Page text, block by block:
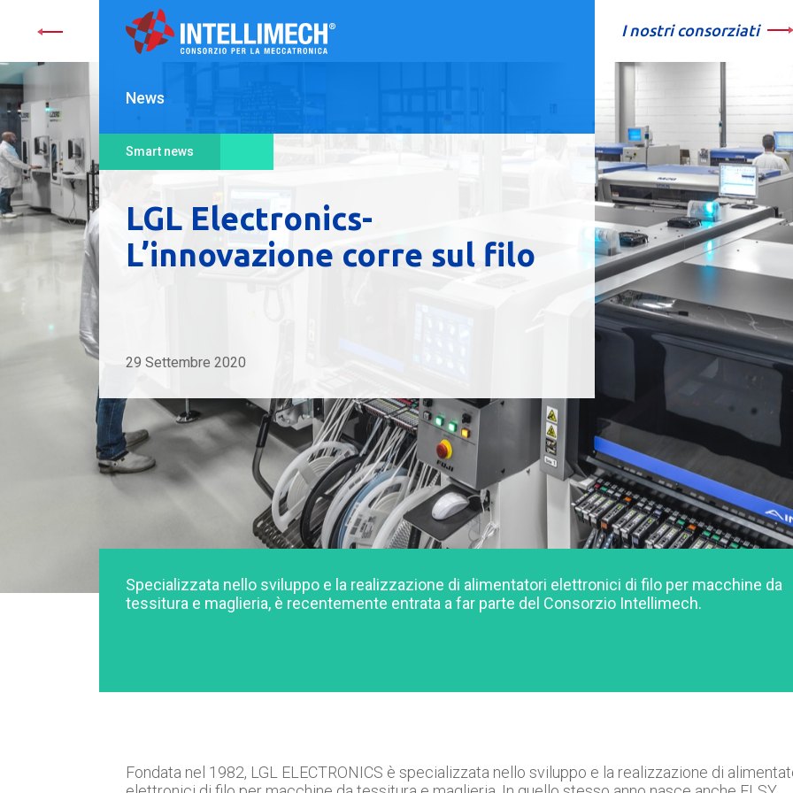
I nostri consorziati
News
Smart news
LGL Electronics-
L’innovazione corre sul filo
29 Settembre 2020
Specializzata nello sviluppo e la realizzazione di alimentatori elettronici di filo per macchine da
tessitura e maglieria, è recentemente entrata a far parte del Consorzio Intellimech.
Fondata nel 1982, LGL ELECTRONICS è specializzata nello sviluppo e la realizzazione di